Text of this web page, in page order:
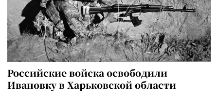
Российские войска освободили
Ивановку в Харьковской области